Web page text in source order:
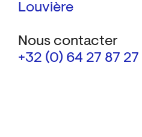
Louvière
Nous contacter
+32 (0) 64 27 87 27